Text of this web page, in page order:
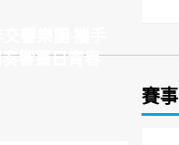
響臺日青春
賽事